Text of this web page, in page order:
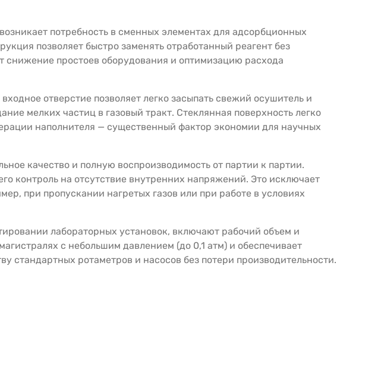
потребность в сменных элементах для адсорбционных
позволяет быстро заменять отработанный реагент без
простоев оборудования и оптимизацию расхода
отверстие позволяет легко засыпать свежий осушитель и
мелких частиц в газовый тракт. Стеклянная поверхность легко
наполнителя — существенный фактор экономии для научных
качество и полную воспроизводимость от партии к партии.
контроль на отсутствие внутренних напряжений. Это исключает
при пропускании нагретых газов или при работе в условиях
лабораторных установок, включают рабочий объем и
с небольшим давлением (до 0,1 атм) и обеспечивает
стандартных ротаметров и насосов без потери производительности.